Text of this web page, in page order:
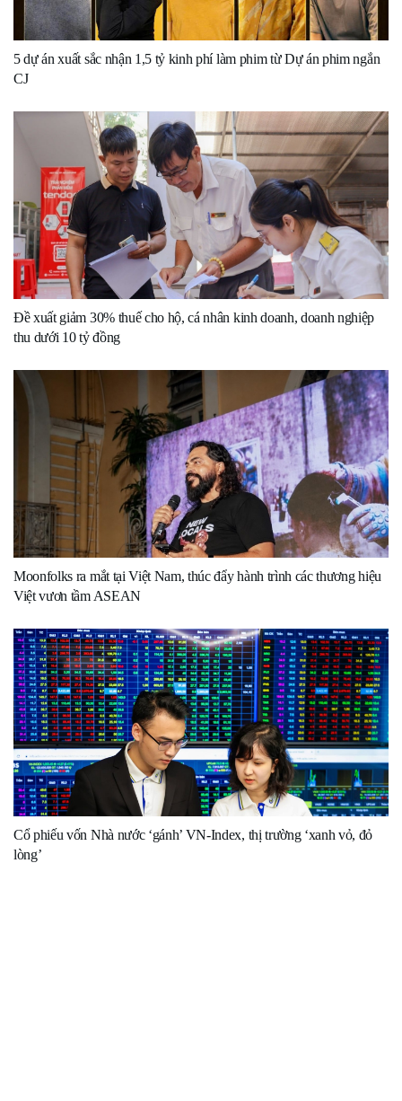
5 dự án xuất sắc nhận 1,5 tỷ kinh phí làm phim từ Dự án phim ngắn
CJ
Đề xuất giảm 30% thuế cho hộ, cá nhân kinh doanh, doanh nghiệp
thu dưới 10 tỷ đồng
Moonfolks ra mắt tại Việt Nam, thúc đẩy hành trình các thương hiệu
Việt vươn tầm ASEAN
Cổ phiếu vốn Nhà nước ‘gánh’ VN-Index, thị trường ‘xanh vỏ, đỏ
lòng’